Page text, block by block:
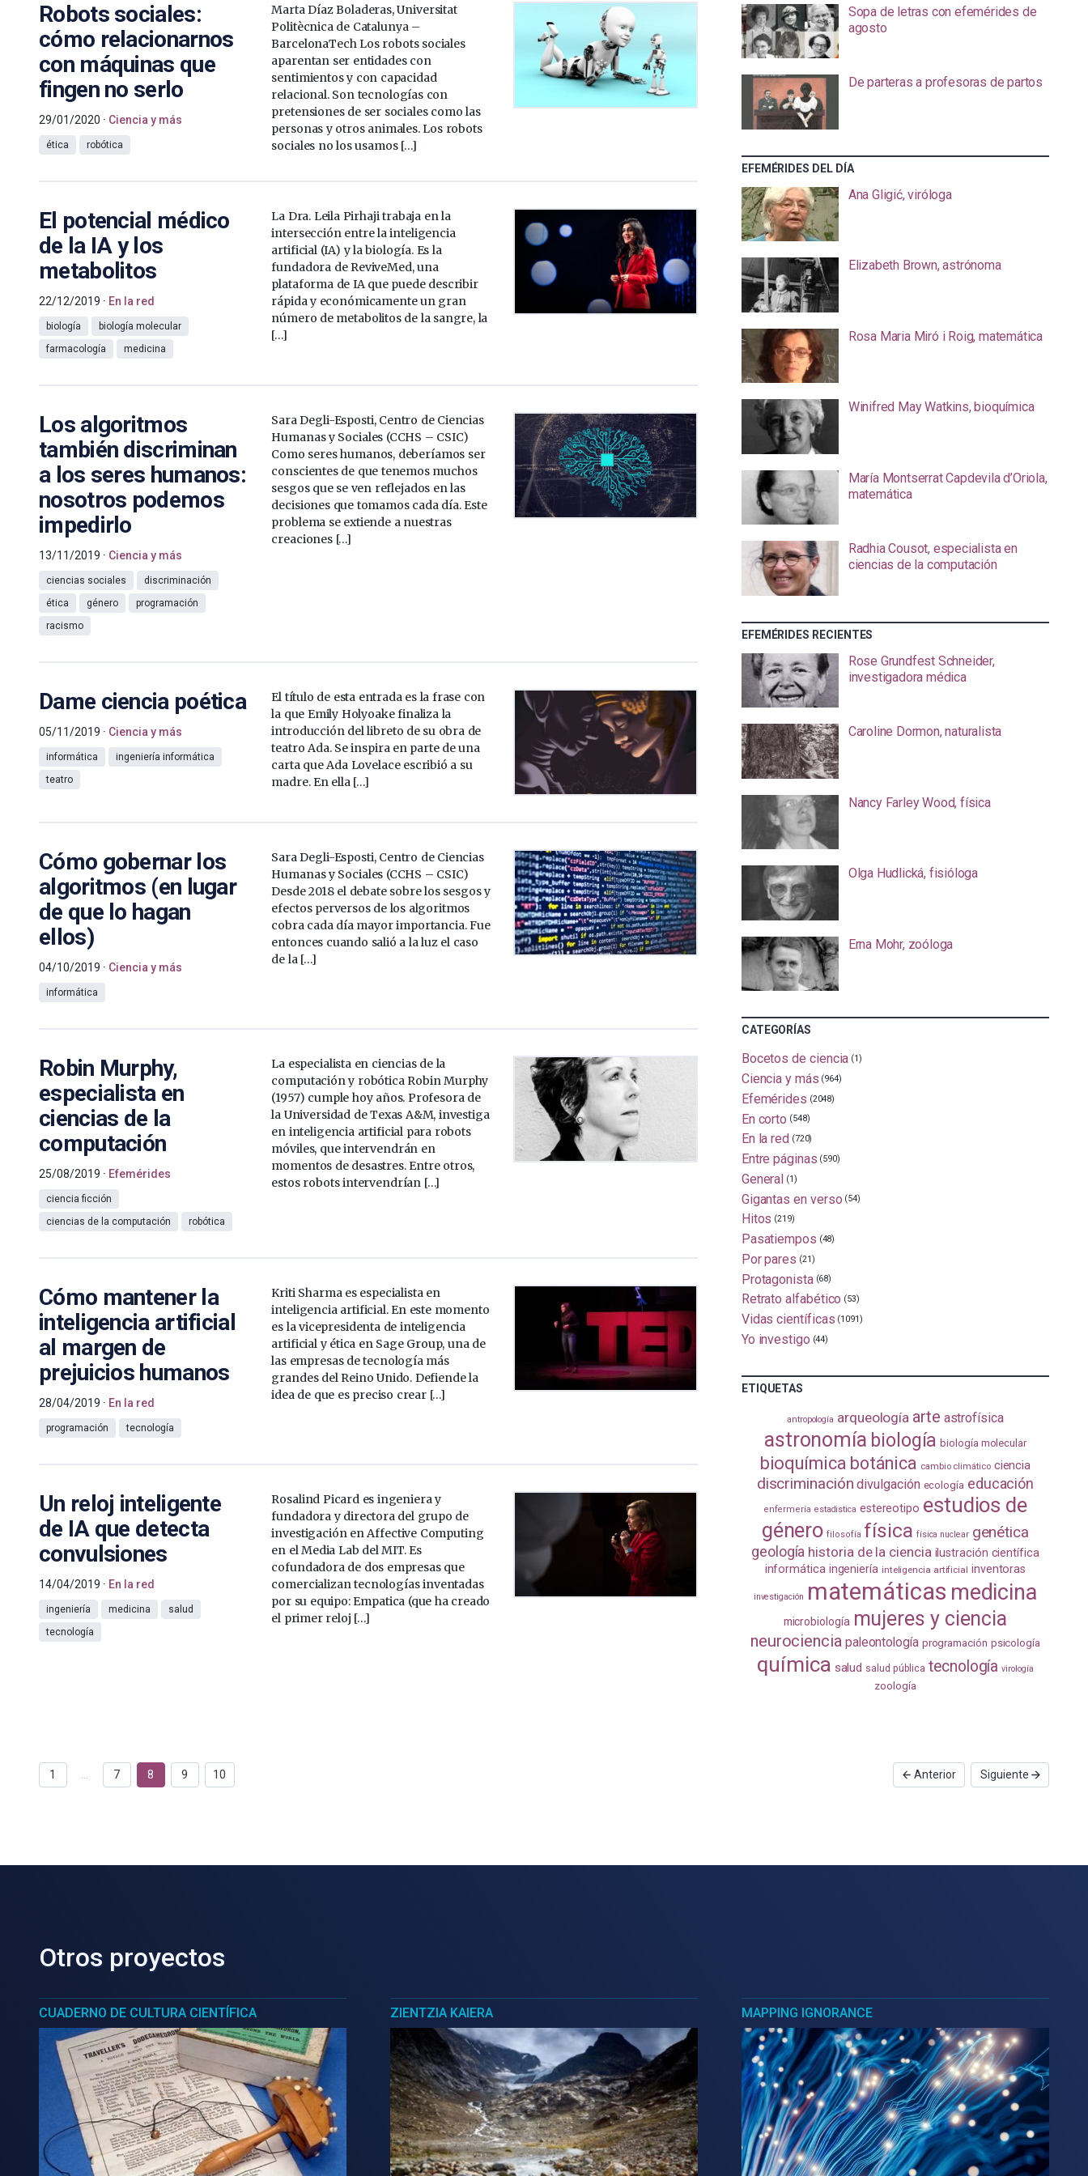
Robots sociales:
cómo relacionarnos
con máquinas que
fingen no serlo
29/01/2020 Ciencia y más
ética robótica
Marta Díaz Boladeras, Universitat
Politècnica de Catalunya –
BarcelonaTech Los robots sociales
aparentan ser entidades con
sentimientos y con capacidad
relacional. Son tecnologías con
pretensiones de ser sociales como las
personas y otros animales. Los robots
sociales no los usamos […]
El potencial médico
de la IA y los
metabolitos
22/12/2019 En la red
biología
biología molecular
farmacología
medicina
La Dra. Leila Pirhaji trabaja en la
intersección entre la inteligencia
artificial (IA) y la biología. Es la
fundadora de ReviveMed, una
plataforma de IA que puede describir
rápida y económicamente un gran
número de metabolitos de la sangre, la
[…]
Los algoritmos
también discriminan
a los seres humanos:
nosotros podemos
impedirlo
13/11/2019 Ciencia y más
ciencias sociales
discriminación
ética
género
programación
racismo
Sara Degli-Esposti, Centro de Ciencias
Humanas y Sociales (CCHS – CSIC)
Como seres humanos, deberíamos ser
conscientes de que tenemos muchos
sesgos que se ven reflejados en las
decisiones que tomamos cada día. Este
problema se extiende a nuestras
creaciones […]
Dame ciencia poética
05/11/2019 Ciencia y más
informática
ingeniería informática
teatro
El título de esta entrada es la frase con
la que Emily Holyoake finaliza la
introducción del libreto de su obra de
teatro Ada. Se inspira en parte de una
carta que Ada Lovelace escribió a su
madre. En ella […]
Cómo gobernar los
algoritmos (en lugar
de que lo hagan
ellos)
04/10/2019 Ciencia y más
informática
Sara Degli-Esposti, Centro de Ciencias
Humanas y Sociales (CCHS – CSIC)
Desde 2018 el debate sobre los sesgos y
efectos perversos de los algoritmos
cobra cada día mayor importancia. Fue
entonces cuando salió a la luz el caso
de la […]
Robin Murphy,
especialista en
ciencias de la
computación
25/08/2019 Efemérides
ciencia ficción
ciencias de la computación
robótica
La especialista en ciencias de la
computación y robótica Robin Murphy
(1957) cumple hoy años. Profesora de
la Universidad de Texas A&M, investiga
en inteligencia artificial para robots
móviles, que intervendrán en
momentos de desastres. Entre otros,
estos robots intervendrían […]
Cómo mantener la
inteligencia artificial
al margen de
prejuicios humanos
28/04/2019 En la red
programación tecnología
Kriti Sharma es especialista en
inteligencia artificial. En este momento
es la vicepresidenta de inteligencia
artificial y ética en Sage Group, una de
las empresas de tecnología más
grandes del Reino Unido. Defiende la
idea de que es preciso crear […]
Un reloj inteligente
de IA que detecta
convulsiones
14/04/2019 En la red
ingeniería medicina
salud
tecnología
Rosalind Picard es ingeniera y
fundadora y directora del grupo de
investigación en Affective Computing
en el Media Lab del MIT. Es
cofundadora de dos empresas que
comercializan tecnologías inventadas
por su equipo: Empatica (que ha creado
el primer reloj […]
Anterior Siguiente
1 … 7 8 9 10
Sopa de letras con efemérides de
agosto
De parteras a profesoras de partos
EFEMÉRIDES DEL DÍA
Ana Gligić, viróloga
Elizabeth Brown, astrónoma
Rosa Maria Miró i Roig, matemática
Winifred May Watkins, bioquímica
María Montserrat Capdevila d’Oriola,
matemática
Radhia Cousot, especialista en
ciencias de la computación
EFEMÉRIDES RECIENTES
Rose Grundfest Schneider,
investigadora médica
Caroline Dormon, naturalista
Nancy Farley Wood, física
Olga Hudlická, fisióloga
Erna Mohr, zoóloga
CATEGORÍAS
Bocetos de ciencia (1)
Ciencia y más (964)
Efemérides (2048)
En corto (548)
En la red (720)
Entre páginas (590)
General (1)
Gigantas en verso (54)
Hitos (219)
Pasatiempos (48)
Por pares (21)
Protagonista (68)
Retrato alfabético (53)
Vidas científicas (1091)
Yo investigo (44)
ETIQUETAS
antropología arqueología arte astrofísica
astronomía biología biología molecular
bioquímica botánica cambio climático ciencia
discriminación divulgación ecología educación
enfermería estadistica estereotipo estudios de
género filosofía física física nuclear genética
geología historia de la ciencia ilustración científica
informática ingeniería inteligencia artificial inventoras
investigación matemáticas medicina
microbiología mujeres y ciencia
neurociencia paleontología programación psicología
química salud salud pública tecnología virología
zoología
Otros proyectos
CUADERNO DE CULTURA CIENTÍFICA ZIENTZIA KAIERA MAPPING IGNORANCE